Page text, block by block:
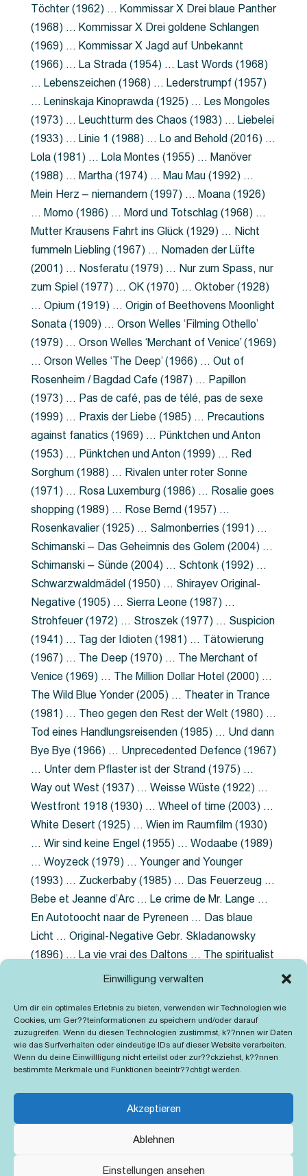
Einwilligung verwalten
Um dir ein optimales Erlebnis zu bieten, verwenden wir Technologien wie
Cookies, um Ger??teinformationen zu speichern und/oder darauf
zuzugreifen. Wenn du diesen Technologien zustimmst, k??nnen wir Daten
wie das Surfverhalten oder eindeutige IDs auf dieser Website verarbeiten.
Wenn du deine Einwillligung nicht erteilst oder zur??ckziehst, k??nnen
bestimmte Merkmale und Funktionen beeintr??chtigt werden.
Akzeptieren
Ablehnen
Einstellungen ansehen
Töchter (1962) … Kommissar X Drei blaue Panther
(1968) … Kommissar X Drei goldene Schlangen
(1969) … Kommissar X Jagd auf Unbekannt
(1966) … La Strada (1954) … Last Words (1968)
… Lebenszeichen (1968) … Lederstrumpf (1957)
… Leninskaja Kinoprawda (1925) … Les Mongoles
(1973) … Leuchtturm des Chaos (1983) … Liebelei
(1933) … Linie 1 (1988) … Lo and Behold (2016) …
Lola (1981) … Lola Montes (1955) … Manöver
(1988) … Martha (1974) … Mau Mau (1992) …
Mein Herz – niemandem (1997) … Moana (1926)
… Momo (1986) … Mord und Totschlag (1968) …
Mutter Krausens Fahrt ins Glück (1929) … Nicht
fummeln Liebling (1967) … Nomaden der Lüfte
(2001) … Nosferatu (1979) … Nur zum Spass, nur
zum Spiel (1977) … OK (1970) … Oktober (1928)
… Opium (1919) … Origin of Beethovens Moonlight
Sonata (1909) … Orson Welles ‘Filming Othello’
(1979) … Orson Welles ‘Merchant of Venice’ (1969)
… Orson Welles ‘The Deep’ (1966) … Out of
Rosenheim / Bagdad Cafe (1987) … Papillon
(1973) … Pas de café, pas de télé, pas de sexe
(1999) … Praxis der Liebe (1985) … Precautions
against fanatics (1969) … Pünktchen und Anton
(1953) … Pünktchen und Anton (1999) … Red
Sorghum (1988) … Rivalen unter roter Sonne
(1971) … Rosa Luxemburg (1986) … Rosalie goes
shopping (1989) … Rose Bernd (1957) …
Rosenkavalier (1925) … Salmonberries (1991) …
Schimanski – Das Geheimnis des Golem (2004) …
Schimanski – Sünde (2004) … Schtonk (1992) …
Schwarzwaldmädel (1950) … Shirayev Original-
Negative (1905) … Sierra Leone (1987) …
Strohfeuer (1972) … Stroszek (1977) … Suspicion
(1941) … Tag der Idioten (1981) … Tätowierung
(1967) … The Deep (1970) … The Merchant of
Venice (1969) … The Million Dollar Hotel (2000) …
The Wild Blue Yonder (2005) … Theater in Trance
(1981) … Theo gegen den Rest der Welt (1980) …
Tod eines Handlungsreisenden (1985) … Und dann
Bye Bye (1966) … Unprecedented Defence (1967)
… Unter dem Pflaster ist der Strand (1975) …
Way out West (1937) … Weisse Wüste (1922) …
Westfront 1918 (1930) … Wheel of time (2003) …
White Desert (1925) … Wien im Raumfilm (1930)
… Wir sind keine Engel (1955) … Wodaabe (1989)
… Woyzeck (1979) … Younger and Younger
(1993) … Zuckerbaby (1985) … Das Feuerzeug …
Bebe et Jeanne d’Arc … Le crime de Mr. Lange …
En Autotoocht naar de Pyreneen … Das blaue
Licht … Original-Negative Gebr. Skladanowsky
(1896) … La vie vrai des Daltons … The spiritualist
photographer … Feuer im Fjord … The Song of the
Grubenlampe … Tolstoy … Grün ist die Heide …
Lady Hamilton … Mütter verzaget nicht …
Ruttmann Werbefilme